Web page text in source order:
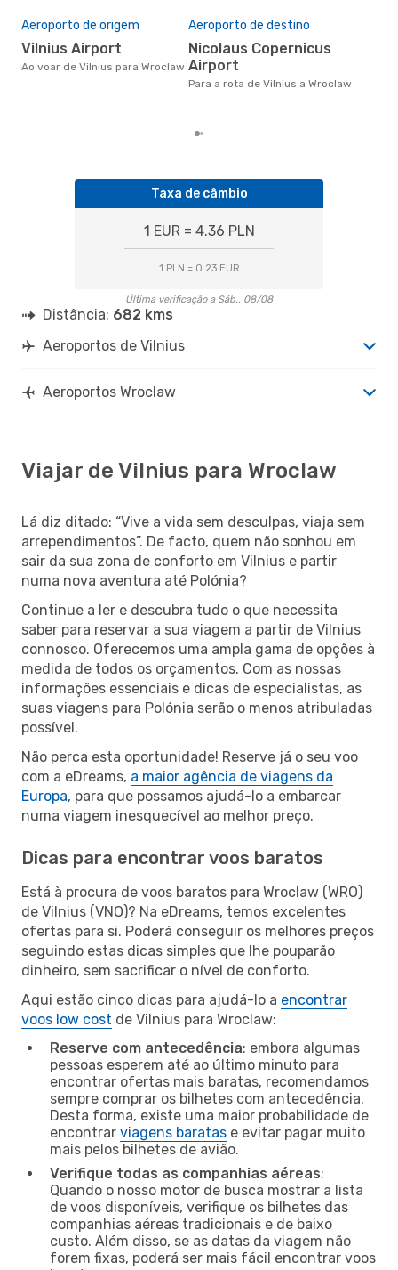
Aeroporto de origem
Vilnius Airport
Ao voar de Vilnius para Wroclaw
Aeroporto de destino
Nicolaus Copernicus
Airport
Para a rota de Vilnius a Wroclaw
Taxa de câmbio
1 EUR = 4.36 PLN
1 PLN = 0.23 EUR
Última verificação a Sáb., 08/08
Distância: 682 kms
Aeroportos de Vilnius
Aeroportos Wroclaw
Viajar de Vilnius para Wroclaw
Lá diz ditado: “Vive a vida sem desculpas, viaja sem
arrependimentos”. De facto, quem não sonhou em
sair da sua zona de conforto em Vilnius e partir
numa nova aventura até Polónia?
Continue a ler e descubra tudo o que necessita
saber para reservar a sua viagem a partir de Vilnius
connosco. Oferecemos uma ampla gama de opções à
medida de todos os orçamentos. Com as nossas
informações essenciais e dicas de especialistas, as
suas viagens para Polónia serão o menos atribuladas
possível.
Não perca esta oportunidade! Reserve já o seu voo
com a eDreams, a maior agência de viagens da
Europa, para que possamos ajudá-lo a embarcar
numa viagem inesquecível ao melhor preço.
Dicas para encontrar voos baratos
Está à procura de voos baratos para Wroclaw (WRO)
de Vilnius (VNO)? Na eDreams, temos excelentes
ofertas para si. Poderá conseguir os melhores preços
seguindo estas dicas simples que lhe pouparão
dinheiro, sem sacrificar o nível de conforto.
Aqui estão cinco dicas para ajudá-lo a encontrar
voos low cost de Vilnius para Wroclaw:
Reserve com antecedência: embora algumas
pessoas esperem até ao último minuto para
encontrar ofertas mais baratas, recomendamos
sempre comprar os bilhetes com antecedência.
Desta forma, existe uma maior probabilidade de
encontrar viagens baratas e evitar pagar muito
mais pelos bilhetes de avião.
Verifique todas as companhias aéreas:
Quando o nosso motor de busca mostrar a lista
de voos disponíveis, verifique os bilhetes das
companhias aéreas tradicionais e de baixo
custo. Além disso, se as datas da viagem não
forem fixas, poderá ser mais fácil encontrar voos